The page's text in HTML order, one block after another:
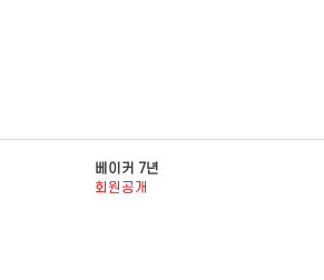
베이커 7년
회원공개